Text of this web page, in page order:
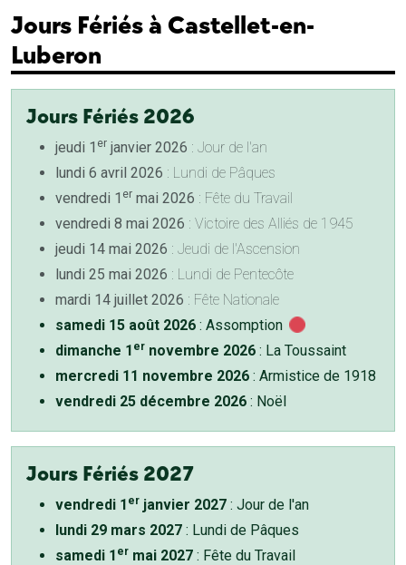
Jours Fériés à Castellet-en-
Luberon
Jours Fériés 2026
jeudi 1 er janvier 2026 : Jour de l'an
lundi 6 avril 2026 : Lundi de Pâques
vendredi 1 er mai 2026 : Fête du Travail
vendredi 8 mai 2026 : Victoire des Alliés de 1945
jeudi 14 mai 2026 : Jeudi de l'Ascension
lundi 25 mai 2026 : Lundi de Pentecôte
mardi 14 juillet 2026 : Fête Nationale
samedi 15 août 2026 : Assomption
dimanche 1 er novembre 2026 : La Toussaint
mercredi 11 novembre 2026 : Armistice de 1918
vendredi 25 décembre 2026 : Noël
Jours Fériés 2027
vendredi 1 er janvier 2027 : Jour de l'an
lundi 29 mars 2027 : Lundi de Pâques
samedi 1 er mai 2027 : Fête du Travail